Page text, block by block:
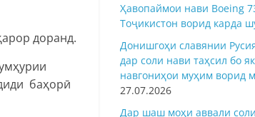
доранд.
баҳорӣ
Ҳавопаймои нави Boeing
Тоҷикистон ворид карда
Донишгоҳи славянии
дар соли нави таҳсил бо
навгониҳои муҳим ворид
27.07.2026
Дар шаш моҳи аввали